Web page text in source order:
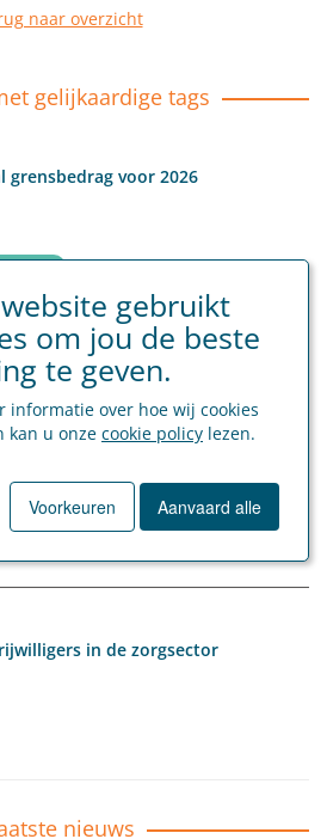
naar overzicht
gelijkaardige tags
grensbedrag voor 2026
bedragen voor 2026
in de zorgsector
nieuws
gebruikt
om jou de beste
te geven.
informatie over hoe wij cookies
kan u onze cookie policy lezen.
Voorkeuren Aanvaard alle